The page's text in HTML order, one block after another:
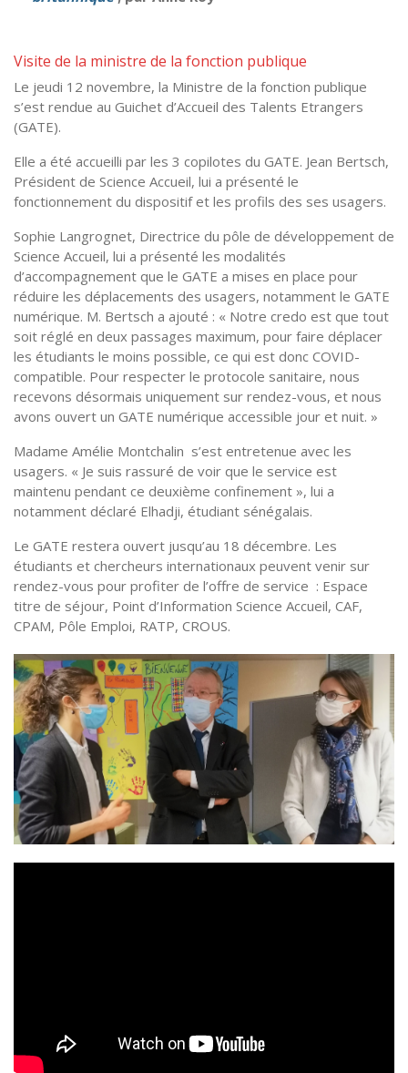
Visite de la ministre de la fonction publique
Le jeudi 12 novembre, la Ministre de la fonction publique
s’est rendue au Guichet d’Accueil des Talents Etrangers
(GATE).
Elle a été accueilli par les 3 copilotes du GATE. Jean Bertsch,
Président de Science Accueil, lui a présenté le
fonctionnement du dispositif et les profils des ses usagers.
Sophie Langrognet, Directrice du pôle de développement de
Science Accueil, lui a présenté les modalités
d’accompagnement que le GATE a mises en place pour
réduire les déplacements des usagers, notamment le GATE
numérique. M. Bertsch a ajouté : « Notre credo est que tout
soit réglé en deux passages maximum, pour faire déplacer
les étudiants le moins possible, ce qui est donc COVID-
compatible. Pour respecter le protocole sanitaire, nous
recevons désormais uniquement sur rendez-vous, et nous
avons ouvert un GATE numérique accessible jour et nuit. »
Madame Amélie Montchalin s’est entretenue avec les
usagers. « Je suis rassuré de voir que le service est
maintenu pendant ce deuxième confinement », lui a
notamment déclaré Elhadji, étudiant sénégalais.
Le GATE restera ouvert jusqu’au 18 décembre. Les
étudiants et chercheurs internationaux peuvent venir sur
rendez-vous pour profiter de l’offre de service : Espace
titre de séjour, Point d’Information Science Accueil, CAF,
CPAM, Pôle Emploi, RATP, CROUS.